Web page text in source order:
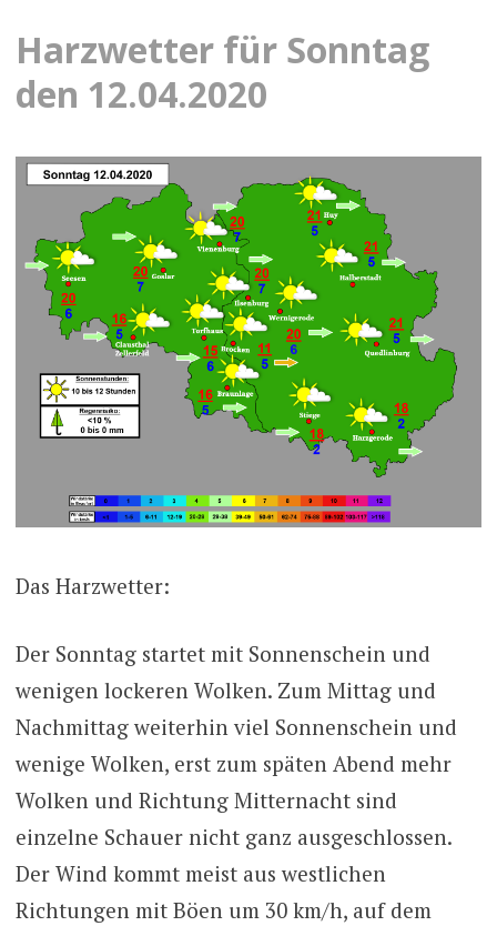
Harzwetter für Sonntag
den 12.04.2020
Das Harzwetter:
Der Sonntag startet mit Sonnenschein und
wenigen lockeren Wolken. Zum Mittag und
Nachmittag weiterhin viel Sonnenschein und
wenige Wolken, erst zum späten Abend mehr
Wolken und Richtung Mitternacht sind
einzelne Schauer nicht ganz ausgeschlossen.
Der Wind kommt meist aus westlichen
Richtungen mit Böen um 30 km/h, auf dem